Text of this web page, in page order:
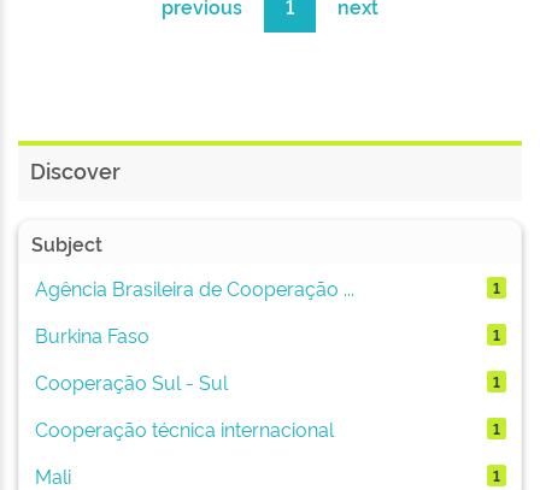
previous 1 next
Discover
Subject
Agência Brasileira de Cooperação ...
1
Burkina Faso 1
Cooperação Sul - Sul 1
Cooperação técnica internacional 1
Mali 1